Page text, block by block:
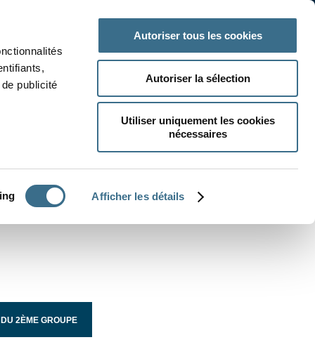
publicité
Afficher les détails
Autoriser tous les cookies
Autoriser la sélection
Utiliser uniquement les cookies
nécessaires
2ÈME GROUPE